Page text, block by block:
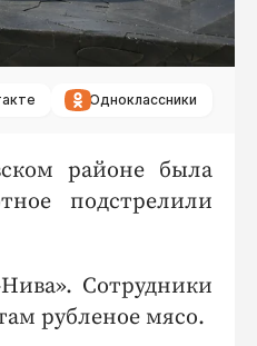
Одноклассники
районе была
подстрелили
Сотрудники
рубленое мясо.